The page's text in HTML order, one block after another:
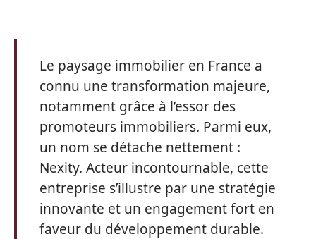
Le paysage immobilier en France a
connu une transformation majeure,
notamment grâce à l’essor des
promoteurs immobiliers. Parmi eux,
un nom se détache nettement :
Nexity. Acteur incontournable, cette
entreprise s’illustre par une stratégie
innovante et un engagement fort en
faveur du développement durable.